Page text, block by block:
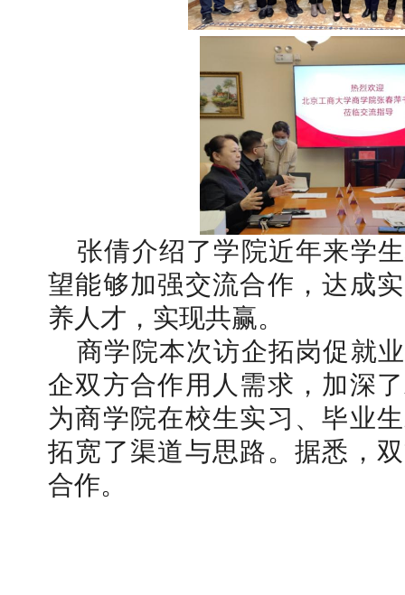
张倩介绍了学院近年来学
望能够加强交流合作，达成
养人才，实现共赢。
商学院本次访企拓岗促就
企双方合作用人需求，加深
为商学院在校生实习、毕业
拓宽了渠道与思路。据悉，
合作。